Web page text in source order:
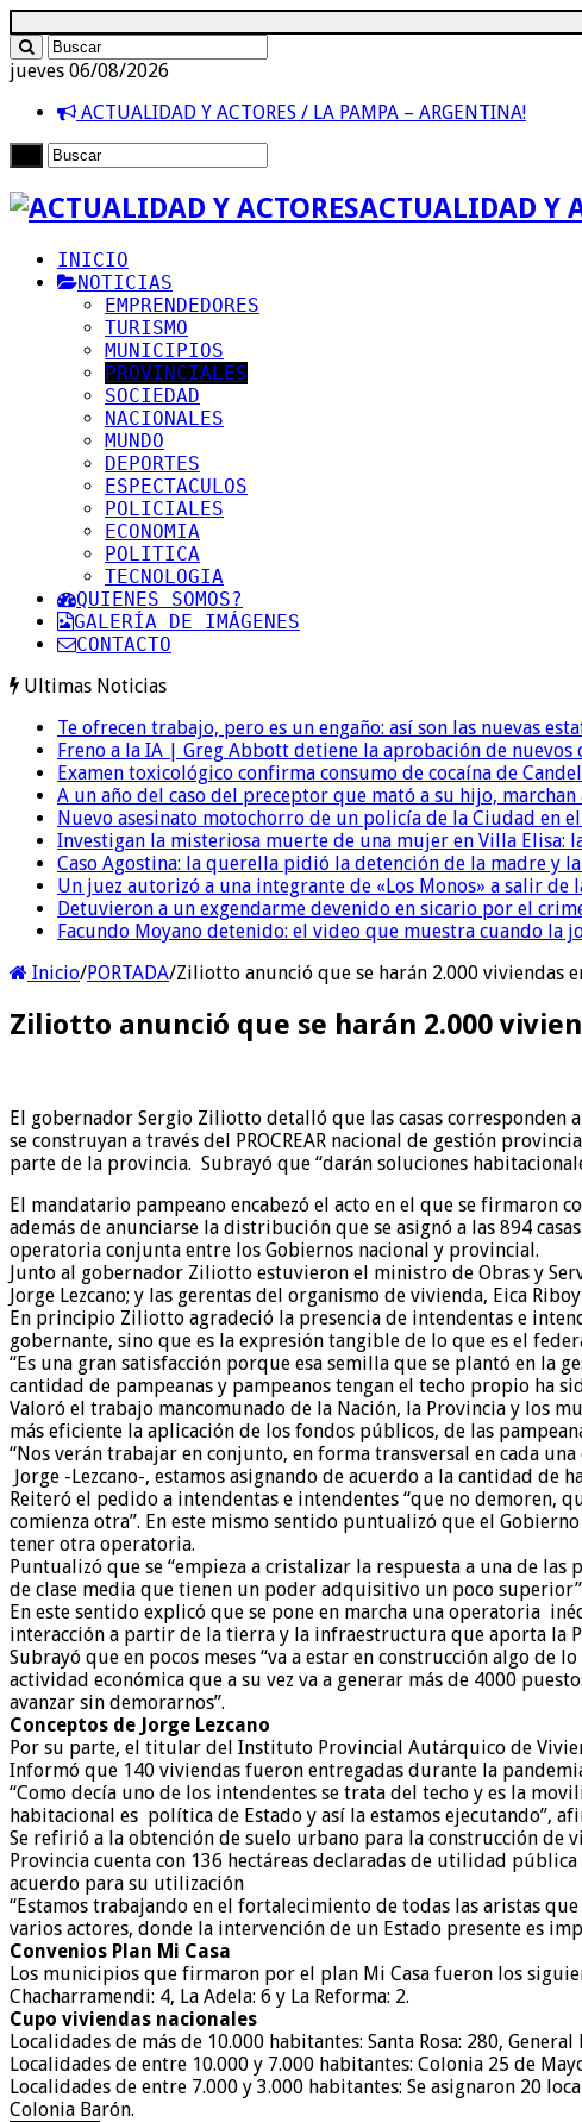
jueves 06/08/2026
ACTUALIDAD Y ACTORES / LA PAMPA – ARGENTINA!
ACTUALIDAD Y
INICIO
NOTICIAS
EMPRENDEDORES
TURISMO
MUNICIPIOS
PROVINCIALES
SOCIEDAD
NACIONALES
MUNDO
DEPORTES
ESPECTACULOS
POLICIALES
ECONOMIA
POLITICA
TECNOLOGIA
QUIENES SOMOS?
GALERÍA DE IMÁGENES
CONTACTO
Ultimas Noticias
Te ofrecen trabajo, pero es un engaño: así son las nuevas
Freno a la IA | Greg Abbott detiene la aprobación de
Examen toxicológico confirma consumo de cocaína de
A un año del caso del preceptor que mató a su hijo,
Nuevo asesinato motochorro de un policía de la Ciudad en
Investigan la misteriosa muerte de una mujer en Villa Elisa:
Caso Agostina: la querella pidió la detención de la madre y
Un juez autorizó a una integrante de «Los Monos» a salir
Detuvieron a un exgendarme devenido en sicario por el
Facundo Moyano detenido: el video que muestra cuando la
Inicio/PORTADA/Ziliotto anunció que se harán 2.000 viviendas
Ziliotto anunció que se harán 2.000
El gobernador Sergio Ziliotto detalló que las casas corresponden
se construyan a través del PROCREAR nacional de gestión
parte de la provincia. Subrayó que “darán soluciones
El mandatario pampeano encabezó el acto en el que se firmaron
además de anunciarse la distribución que se asignó a las 894
operatoria conjunta entre los Gobiernos nacional y provincial.
Junto al gobernador Ziliotto estuvieron el ministro de Obras y
Jorge Lezcano; y las gerentas del organismo de vivienda, Eica
En principio Ziliotto agradeció la presencia de intendentas e
gobernante, sino que es la expresión tangible de lo que es el
“Es una gran satisfacción porque esa semilla que se plantó en
cantidad de pampeanas y pampeanos tengan el techo propio ha
Valoró el trabajo mancomunado de la Nación, la Provincia y los
más eficiente la aplicación de los fondos públicos, de las
“Nos verán trabajar en conjunto, en forma transversal en cada
Jorge -Lezcano-, estamos asignando de acuerdo a la cantidad
Reiteró el pedido a intendentas e intendentes “que no demoren,
comienza otra”. En este mismo sentido puntualizó que el
tener otra operatoria.
Puntualizó que se “empieza a cristalizar la respuesta a una de
de clase media que tienen un poder adquisitivo un poco
En este sentido explicó que se pone en marcha una operatoria
interacción a partir de la tierra y la infraestructura que aporta la
Subrayó que en pocos meses “va a estar en construcción algo
actividad económica que a su vez va a generar más de 4000
avanzar sin demorarnos”.
Conceptos de Jorge Lezcano
Por su parte, el titular del Instituto Provincial Autárquico de
Informó que 140 viviendas fueron entregadas durante la
“Como decía uno de los intendentes se trata del techo y es la
habitacional es política de Estado y así la estamos ejecutando”,
Se refirió a la obtención de suelo urbano para la construcción de
Provincia cuenta con 136 hectáreas declaradas de utilidad
acuerdo para su utilización
“Estamos trabajando en el fortalecimiento de todas las aristas
varios actores, donde la intervención de un Estado presente es
Convenios Plan Mi Casa
Los municipios que firmaron por el plan Mi Casa fueron los
Chacharramendi: 4, La Adela: 6 y La Reforma: 2.
Cupo viviendas nacionales
Localidades de más de 10.000 habitantes: Santa Rosa: 280,
Localidades de entre 10.000 y 7.000 habitantes: Colonia 25 de
Localidades de entre 7.000 y 3.000 habitantes: Se asignaron 20
Colonia Barón.